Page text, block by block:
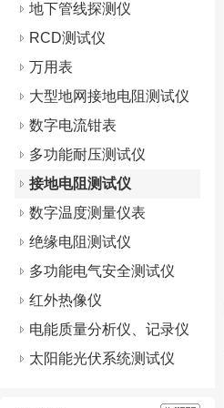
地下管线探测仪
RCD测试仪
万用表
大型地网接地电阻测试仪
数字电流钳表
多功能耐压测试仪
接地电阻测试仪
数字温度测量仪表
绝缘电阻测试仪
多功能电气安全测试仪
红外热像仪
电能质量分析仪、记录仪
太阳能光伏系统测试仪